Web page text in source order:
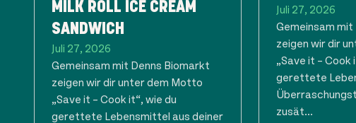
MILK ROLL ICE CREAM
SANDWICH
Juli 27, 2026
Gemeinsam mit Denns Biomarkt
zeigen wir dir unter dem Motto
„Save it – Cook it“, wie du
gerettete Lebensmittel aus deiner
Juli 27, 2026
Gemeinsam
zeigen wir dir
„Save it – Cook
gerettete
zusät...